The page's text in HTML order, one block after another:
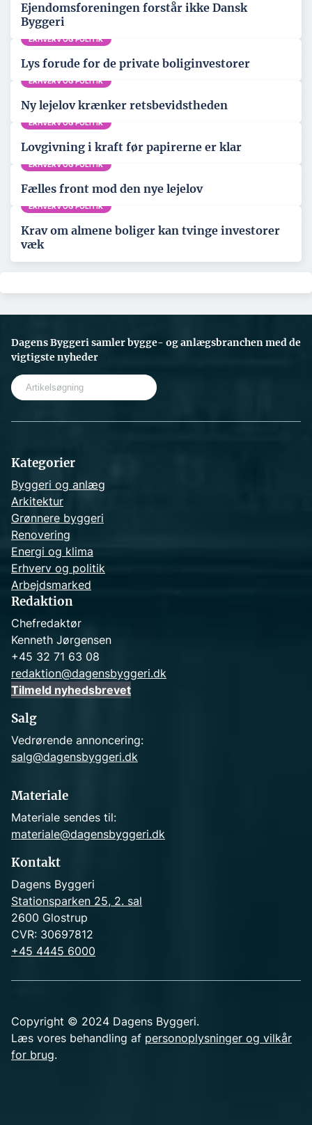
Ejendomsforeningen forstår ikke Dansk
Byggeri
ERHVERV OG POLITIK
Lys forude for de private boliginvestorer
ERHVERV OG POLITIK
Ny lejelov krænker retsbevidstheden
ERHVERV OG POLITIK
Lovgivning i kraft før papirerne er klar
ERHVERV OG POLITIK
Fælles front mod den nye lejelov
ERHVERV OG POLITIK
Krav om almene boliger kan tvinge investorer
væk
Dagens Byggeri samler bygge- og anlægsbranchen med de
vigtigste nyheder
Kategorier
Byggeri og anlæg
Arkitektur
Grønnere byggeri
Renovering
Energi og klima
Erhverv og politik
Arbejdsmarked
Redaktion
Chefredaktør
Kenneth Jørgensen
+45 32 71 63 08
redaktion@dagensbyggeri.dk
Tilmeld nyhedsbrevet
Salg
Vedrørende annoncering:
salg@dagensbyggeri.dk
Materiale
Materiale sendes til:
materiale@dagensbyggeri.dk
Kontakt
Dagens Byggeri
Stationsparken 25, 2. sal
2600 Glostrup
CVR: 30697812
+45 4445 6000
Copyright © 2024 Dagens Byggeri.
Læs vores behandling af personoplysninger og vilkår
for brug.